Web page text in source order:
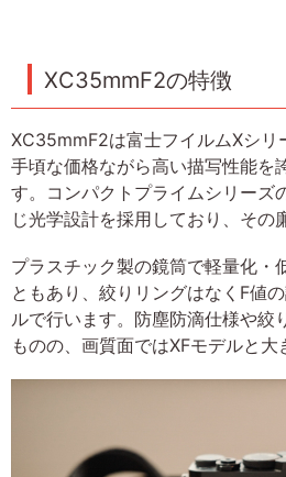
XC35mmF2の特徴
XC35mmF2は富士フイルムXシリ
手頃な価格ながら高い描写性能を
す。コンパクトプライムシリーズ
じ光学設計を採用しており、その
プラスチック製の鏡筒で軽量化・
ともあり、絞りリングはなくF値
ルで行います。防塵防滴仕様や絞
ものの、画質面ではXFモデルと大